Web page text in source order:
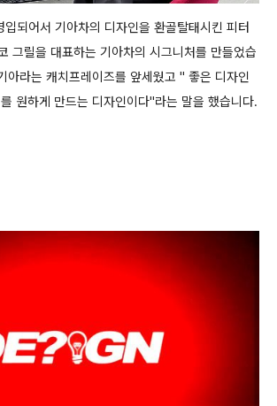
되어서 기아차의 디자인을 환골탈태시킨 피터
그릴을 대표하는 기아차의 시그니처를 만들었습
아라는 캐치프레이즈를 앞세웠고 " 좋은 디자인
원하게 만드는 디자인이다"라는 말을 했습니다.